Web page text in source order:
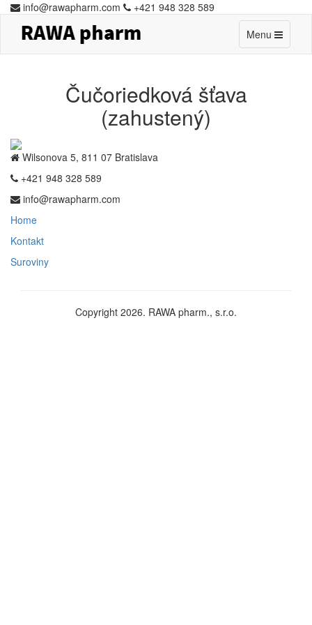
info@rawapharm.com
+421 948 328 589
Toggle
navigation
Menu
Čučoriedková šťava
(zahustený)
Wilsonova 5, 811 07 Bratislava
+421 948 328 589
info@rawapharm.com
Home
Kontakt
Suroviny
Copyright 2026. RAWA pharm., s.r.o.